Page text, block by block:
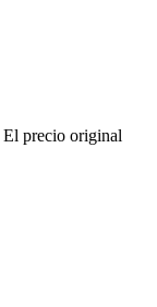
El precio original